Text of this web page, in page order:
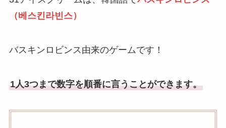
（베스킨라빈스）
バスキンロビンス由来のゲームです！
1人3つまで数字を順番に言うことができます。